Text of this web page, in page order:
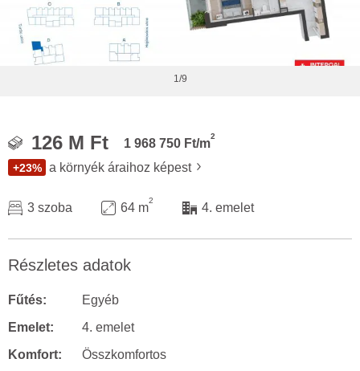
1/9
126 M Ft 1 968 750 Ft/m
2
+23% a környék áraihoz képest
3 szoba 64 m
2
4. emelet
Részletes adatok
Fűtés:
Egyéb
Emelet:
4. emelet
Komfort:
Összkomfortos